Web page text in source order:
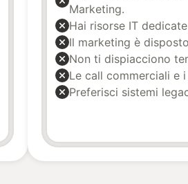
Marketing.
Hai risorse IT
Il marketing è
Non ti dispiacciono
Le call commerciali e
Preferisci sistemi